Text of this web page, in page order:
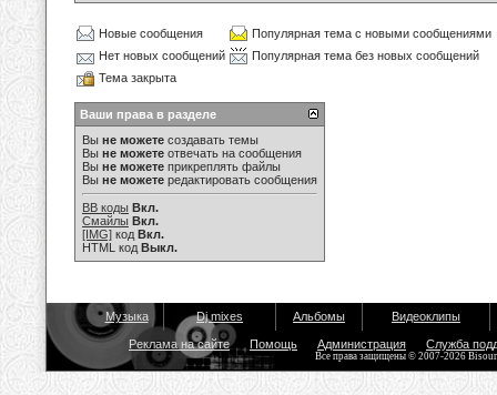
Новые сообщения
Популярная тема с новыми сообщениями
Нет новых сообщений
Популярная тема без новых сообщений
Тема закрыта
Ваши права в разделе
Вы не можете создавать темы
Вы не можете отвечать на сообщения
Вы не можете прикреплять файлы
Вы не можете редактировать сообщения
BB коды Вкл.
Смайлы Вкл.
[IMG] код Вкл.
HTML код Выкл.
Музыка Dj mixes Альбомы Видеоклипы
Реклама на сайте Помощь Администрация Служба
Все права защищены © 2007-2026